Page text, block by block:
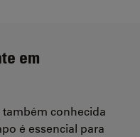
em
conhecida
é essencial para